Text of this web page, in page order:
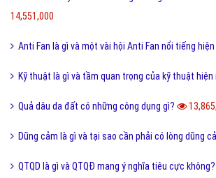
14,551,000
Anti Fan là gì và một vài hội Anti Fan nổi tiếng hiện
Kỹ thuật là gì và tầm quan trọng của kỹ thuật hiện
Quả dâu da đất có những công dụng gì?
Dũng cảm là gì và tại sao cần phải có lòng dũng
QTQD là gì và QTQĐ mang ý nghĩa tiêu cực không?